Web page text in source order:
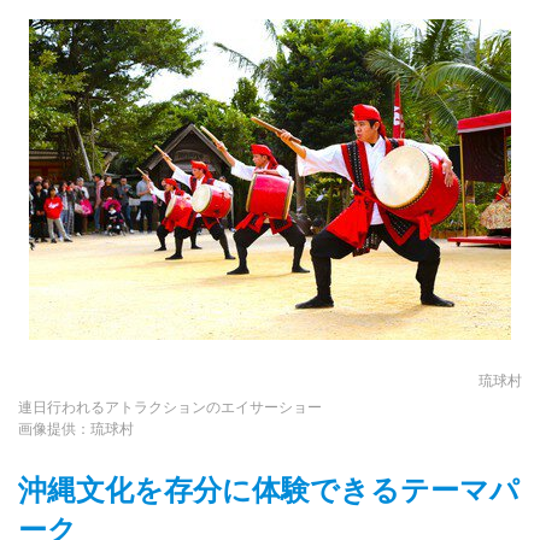
琉球村
連日行われるアトラクションのエイサーショー
画像提供：琉球村
沖縄文化を存分に体験できるテーマパ
ーク